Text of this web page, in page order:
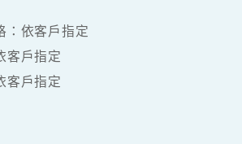
：依客戶指定
客戶指定
客戶指定